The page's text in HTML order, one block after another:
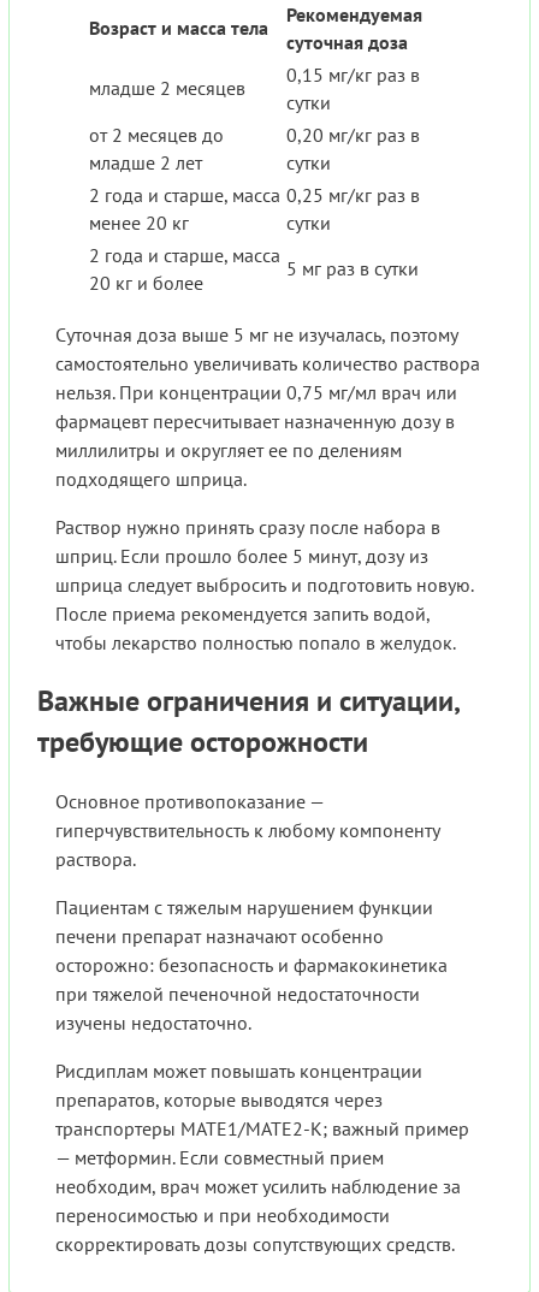
Возраст и масса тела
Рекомендуемая
суточная доза
младше 2 месяцев
0,15 мг/кг раз в
сутки
от 2 месяцев до
младше 2 лет
0,20 мг/кг раз в
сутки
2 года и старше, масса
менее 20 кг
0,25 мг/кг раз в
сутки
2 года и старше, масса
20 кг и более
5 мг раз в сутки
Суточная доза выше 5 мг не изучалась, поэтому
самостоятельно увеличивать количество раствора
нельзя. При концентрации 0,75 мг/мл врач или
фармацевт пересчитывает назначенную дозу в
миллилитры и округляет ее по делениям
подходящего шприца.
Раствор нужно принять сразу после набора в
шприц. Если прошло более 5 минут, дозу из
шприца следует выбросить и подготовить новую.
После приема рекомендуется запить водой,
чтобы лекарство полностью попало в желудок.
Важные ограничения и ситуации,
требующие осторожности
Основное противопоказание —
гиперчувствительность к любому компоненту
раствора.
Пациентам с тяжелым нарушением функции
печени препарат назначают особенно
осторожно: безопасность и фармакокинетика
при тяжелой печеночной недостаточности
изучены недостаточно.
Рисдиплам может повышать концентрации
препаратов, которые выводятся через
транспортеры MATE1/MATE2-K; важный пример
— метформин. Если совместный прием
необходим, врач может усилить наблюдение за
переносимостью и при необходимости
скорректировать дозы сопутствующих средств.